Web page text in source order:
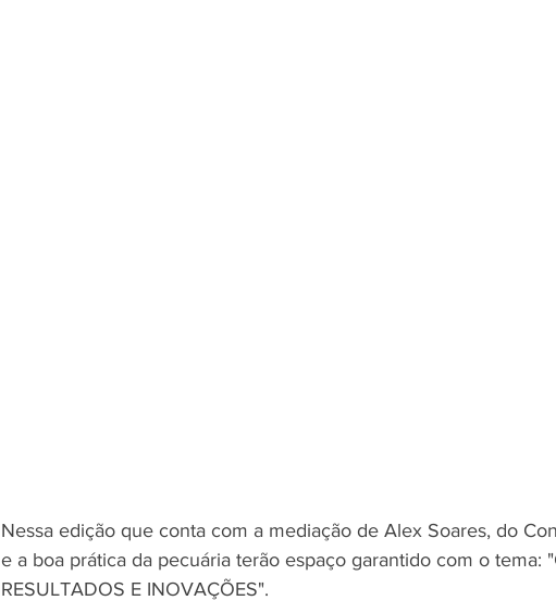
Nessa edição que conta com a mediação de Alex Soares, do
e a boa prática da pecuária terão espaço garantido com o tema:
RESULTADOS E INOVAÇÕES".